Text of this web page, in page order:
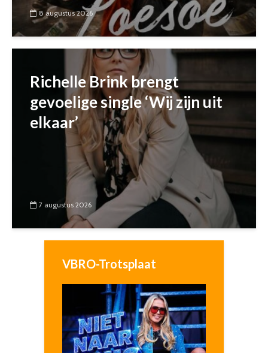
8 augustus 2026
Richelle Brink brengt
gevoelige single ‘Wij zijn uit
elkaar’
7 augustus 2026
VBRO-Trotsplaat